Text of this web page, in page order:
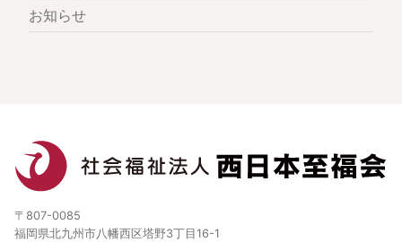
お知らせ
〒807-0085
福岡県北九州市八幡西区塔野3丁目16-1